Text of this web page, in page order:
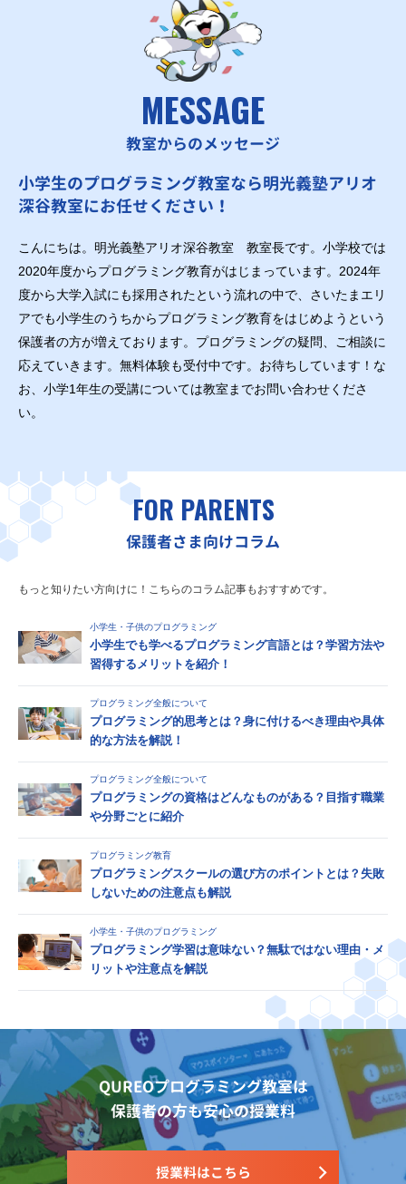
MESSAGE
教室からのメッセージ
小学生のプログラミング教室なら明光義塾アリオ
深谷教室にお任せください！
こんにちは。明光義塾アリオ深谷教室 教室長です。小学校では
2020年度からプログラミング教育がはじまっています。2024年
度から大学入試にも採用されたという流れの中で、さいたまエリ
アでも小学生のうちからプログラミング教育をはじめようという
保護者の方が増えております。プログラミングの疑問、ご相談に
応えていきます。無料体験も受付中です。お待ちしています！な
お、小学1年生の受講については教室までお問い合わせくださ
い。
FOR PARENTS
保護者さま向けコラム
もっと知りたい方向けに！こちらのコラム記事もおすすめです。
小学生・子供のプログラミング
小学生でも学べるプログラミング言語とは？学習方法や
習得するメリットを紹介！
プログラミング全般について
プログラミング的思考とは？身に付けるべき理由や具体
的な方法を解説！
プログラミング全般について
プログラミングの資格はどんなものがある？目指す職業
や分野ごとに紹介
プログラミング教育
プログラミングスクールの選び方のポイントとは？失敗
しないための注意点も解説
小学生・子供のプログラミング
プログラミング学習は意味ない？無駄ではない理由・メ
リットや注意点を解説
QUREOプログラミング教室は
保護者の方も安心の授業料
授業料はこちら